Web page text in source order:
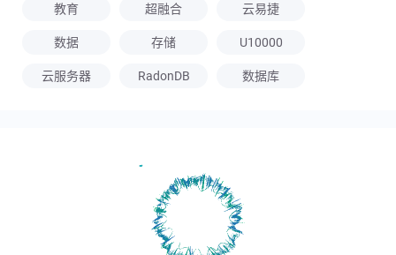
教育 超融合 云易捷
数据 存储 U10000
云服务器 RadonDB 数据库